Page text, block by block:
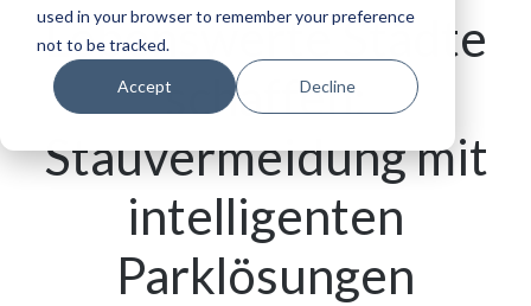
used in your browser to remember your preference
not to be tracked.
Accept Decline
Lebenswerte Städte
schaffen:
Stauvermeidung mit
intelligenten
Parklösungen